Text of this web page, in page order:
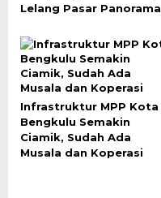
Lelang Pasar Panorama
Infrastruktur MPP Kota
Bengkulu Semakin
Ciamik, Sudah Ada
Musala dan Koperasi